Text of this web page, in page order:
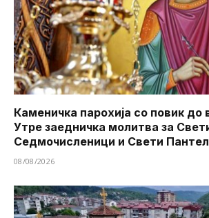
Каменичка парохија со повик до
Утре заедничка молитва за
Седмочисленици и Свети
08/08/2026